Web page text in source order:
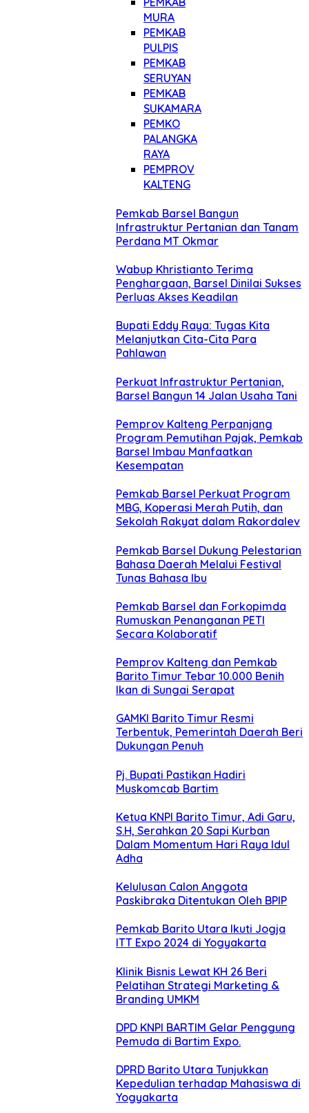
MURA
PEMKAB
PULPIS
PEMKAB
SERUYAN
PEMKAB
SUKAMARA
PEMKO
PALANGKA
RAYA
PEMPROV
KALTENG
Pemkab Barsel Bangun
Infrastruktur Pertanian dan Tanam
Perdana MT Okmar
Wabup Khristianto Terima
Penghargaan, Barsel Dinilai Sukses
Perluas Akses Keadilan
Bupati Eddy Raya: Tugas Kita
Melanjutkan Cita-Cita Para
Pahlawan
Perkuat Infrastruktur Pertanian,
Barsel Bangun 14 Jalan Usaha Tani
Pemprov Kalteng Perpanjang
Program Pemutihan Pajak, Pemkab
Barsel Imbau Manfaatkan
Kesempatan
Pemkab Barsel Perkuat Program
MBG, Koperasi Merah Putih, dan
Sekolah Rakyat dalam Rakordalev
Pemkab Barsel Dukung Pelestarian
Bahasa Daerah Melalui Festival
Tunas Bahasa Ibu
Pemkab Barsel dan Forkopimda
Rumuskan Penanganan PETI
Secara Kolaboratif
Pemprov Kalteng dan Pemkab
Barito Timur Tebar 10.000 Benih
Ikan di Sungai Serapat
GAMKI Barito Timur Resmi
Terbentuk, Pemerintah Daerah Beri
Dukungan Penuh
Pj. Bupati Pastikan Hadiri
Muskomcab Bartim
Ketua KNPI Barito Timur, Adi Garu,
S.H, Serahkan 20 Sapi Kurban
Dalam Momentum Hari Raya Idul
Adha
Kelulusan Calon Anggota
Paskibraka Ditentukan Oleh BPIP
Pemkab Barito Utara Ikuti Jogja
ITT Expo 2024 di Yogyakarta
Klinik Bisnis Lewat KH 26 Beri
Pelatihan Strategi Marketing &
Branding UMKM
DPD KNPI BARTIM Gelar Penggung
Pemuda di Bartim Expo.
DPRD Barito Utara Tunjukkan
Kepedulian terhadap Mahasiswa di
Yogyakarta